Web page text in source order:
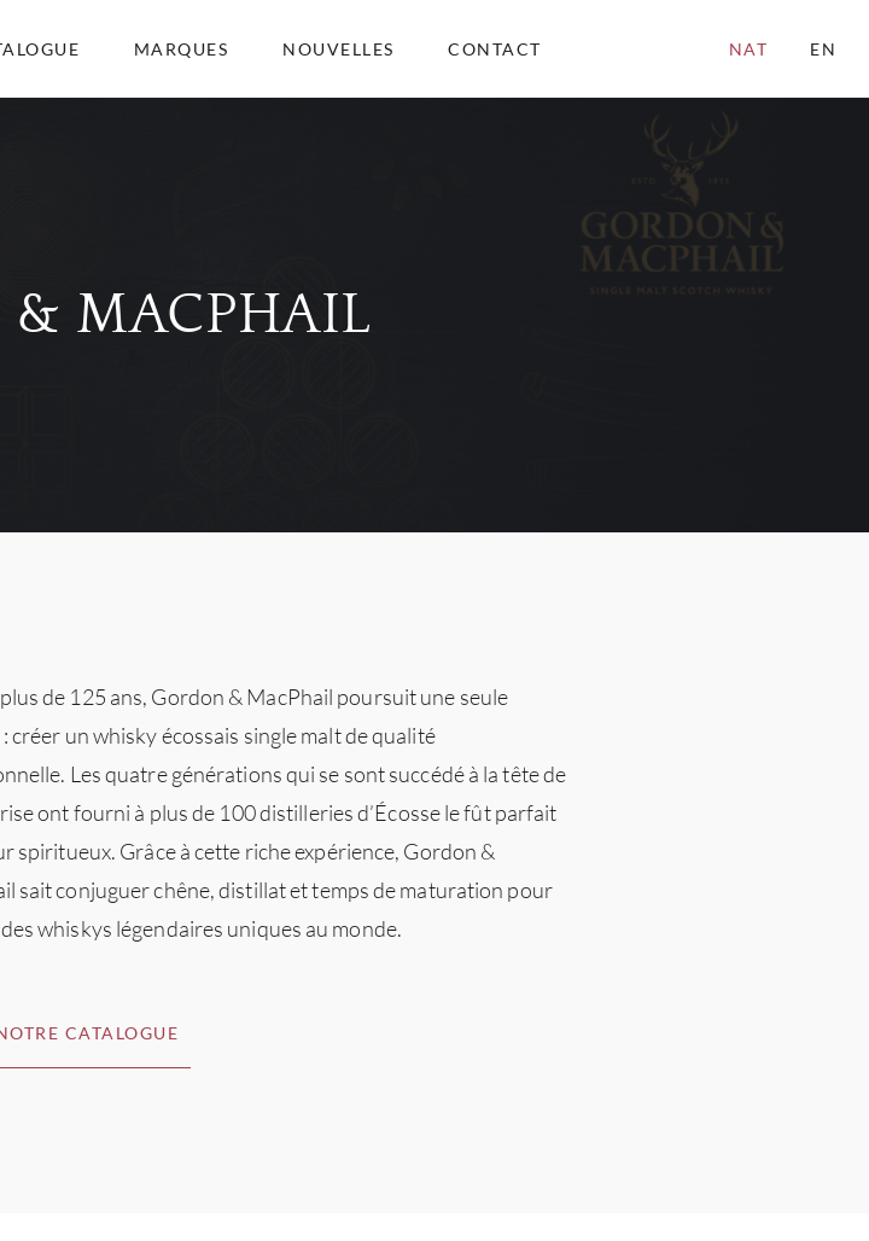
MARQUES NOUVELLES CONTACT NAT EN
& MACPHAIL
de 125 ans, Gordon & MacPhail poursuit une seule
créer un whisky écossais single malt de qualité
Les quatre générations qui se sont succédé à la tête de
ont fourni à plus de 100 distilleries d’Écosse le fût parfait
spiritueux. Grâce à cette riche expérience, Gordon &
sait conjuguer chêne, distillat et temps de maturation pour
whiskys légendaires uniques au monde.
CATALOGUE